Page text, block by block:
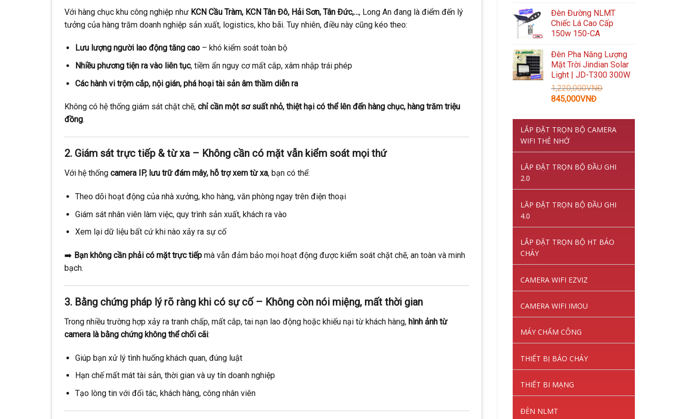
Với hàng chục khu công nghiệp như KCN Cầu Tràm, KCN Tân Đô, Hải Sơn, Tân Đức,…, Long An đang là điểm đến lý
tưởng của hàng trăm doanh nghiệp sản xuất, logistics, kho bãi. Tuy nhiên, điều này cũng kéo theo:
Lưu lượng người lao động tăng cao– khó kiểm soát toàn bộ
Nhiều phương tiện ra vào liên tục, tiềm ẩn nguy cơ mất cắp, xâm nhập trái phép
Các hành vi trộm cắp, nội gián, phá hoại tài sản âm thầm diễn ra
Không có hệ thống giám sát chặt chẽ, chỉ cần một sơ suất nhỏ, thiệt hại có thể lên đến hàng chục, hàng trăm triệu
đồng.
2. Giám sát trực tiếp & từ xa – Không cần có mặt vẫn kiểm soát mọi thứ
Với hệ thống camera IP, lưu trữ đám mây, hỗ trợ xem từ xa, bạn có thể:
Theo dõi hoạt động của nhà xưởng, kho hàng, văn phòng ngay trên điện thoại
Giám sát nhân viên làm việc, quy trình sản xuất, khách ra vào
Xem lại dữ liệu bất cứ khi nào xảy ra sự cố
➡️ Bạn không cần phải có mặt trực tiếp mà vẫn đảm bảo mọi hoạt động được kiểm soát chặt chẽ, an toàn và minh
bạch.
3. Bằng chứng pháp lý rõ ràng khi có sự cố – Không còn nói miệng, mất thời gian
Trong nhiều trường hợp xảy ra tranh chấp, mất cắp, tai nạn lao động hoặc khiếu nại từ khách hàng, hình ảnh từ
camera là bằng chứng không thể chối cãi:
Giúp bạn xử lý tình huống khách quan, đúng luật
Hạn chế mất mát tài sản, thời gian và uy tín doanh nghiệp
Tạo lòng tin với đối tác, khách hàng, công nhân viên
là:
2,150,000VNĐ.
tại
là:
Đèn Đường NLMT
Chiếc Lá Cao Cấp
150w 150-CA
Đèn Pha Năng Lượng
Mặt Trời Jindian Solar
Light | JD-T300 300W
1,220,000VNĐ
Giá
là:
1,220,000VNĐ.
845,000VNĐGiá
tại
là:
LẮP ĐẶT TRỌN BỘ CAMERA
WIFI THẺ NHỚ
LĂP ĐẶT TRỌN BỘ ĐẦU GHI
2.0
LĂP ĐẶT TRỌN BỘ ĐẦU GHI
4.0
LẮP ĐẶT TRỌN BỘ HT BÁO
CHÁY
CAMERA WIFI EZVIZ
CAMERA WIFI IMOU
MÁY CHẤM CÔNG
THIẾT BỊ BÁO CHÁY
THIẾT BI MẠNG
ĐÈN NLMT